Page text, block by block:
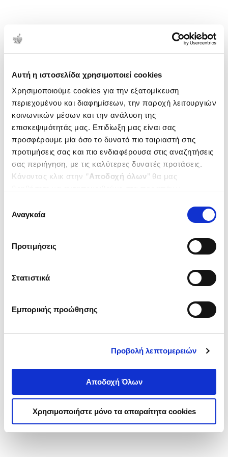
Αυτή η ιστοσελίδα χρησιμοποιεί cookies
Χρησιμοποιούμε cookies για την εξατομίκευση
περιεχομένου και διαφημίσεων, την παροχή λειτουργιών
κοινωνικών μέσων και την ανάλυση της
επισκεψιμότητάς μας. Επιδίωξη μας είναι σας
προσφέρουμε μία όσο το δυνατό πιο ταιριαστή στις
προτιμήσεις σας και πιο ενδιαφέρουσα στις αναζητήσεις
σας περιήγηση, με τις καλύτερες δυνατές προτάσεις.
Κάνοντας κλικ στην ‘’Αποδοχή όλων’’ θα μας
ενδιαφέρουν και να επιλέξετε από τα παρακάτω με την
΄΄και να ενημερωθείτε σχετικά με
συγκατάθεσης
Αναγκαία
Προτιμήσεις
Στατιστικά
Εμπορικής προώθησης
Προβολή λεπτομερειών
Αποδοχή Όλων
Χρησιμοποιήστε μόνο τα απαραίτητα cookies